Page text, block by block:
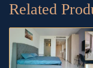
Related